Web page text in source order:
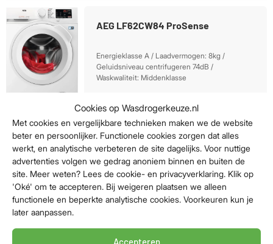
Cookies op Wasdrogerkeuze.nl
Met cookies en vergelijkbare technieken maken we de website
beter en persoonlijker. Functionele cookies zorgen dat alles
werkt, en analytische verbeteren de site dagelijks. Voor nuttige
advertenties volgen we gedrag anoniem binnen en buiten de
site. Meer weten? Lees de cookie- en privacyverklaring. Klik op
'Oké' om te accepteren. Bij weigeren plaatsen we alleen
functionele en beperkte analytische cookies. Voorkeuren kun je
later aanpassen.
AEG LF62CW84 ProSense
Energieklasse A / Laadvermogen: 8kg /
Geluidsniveau centrifugeren 74dB /
Waskwaliteit: Middenklasse
499,-
Bekijk aanbieding
AEG LR86CB86 PowerCare
Geluidsniveau centrifugeren 75dB /
Waskwaliteit: Middenklasse